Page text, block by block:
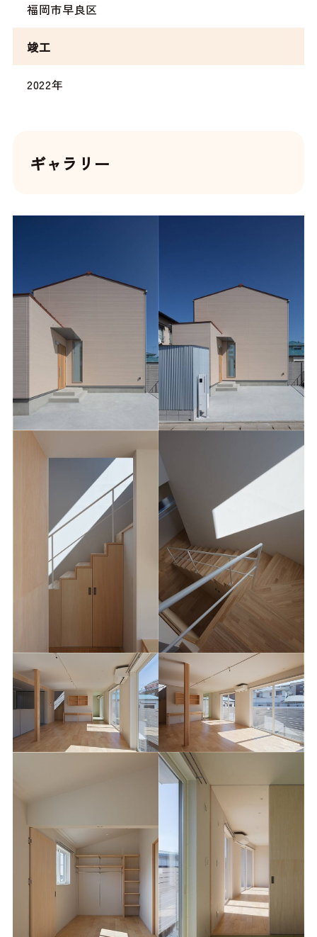
福岡市早良区
竣工
2022年
ギャラリー